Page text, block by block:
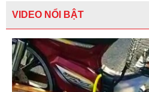
VIDEO NỔI BẬT